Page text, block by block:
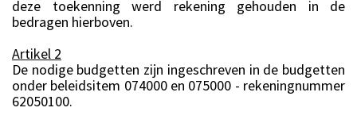
deze toekenning werd rekening gehouden in de
bedragen hierboven.
Artikel 2
De nodige budgetten zijn ingeschreven in de budgetten
onder beleidsitem 074000 en 075000 - rekeningnummer
62050100.